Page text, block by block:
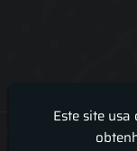
Lira Luz
Este site